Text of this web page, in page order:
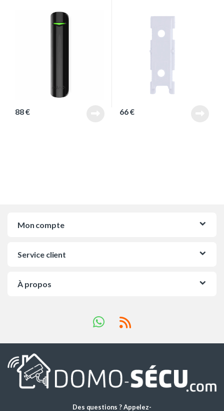
88€ 66€
Mon compte
Service client
À propos
Des questions ? Appelez-